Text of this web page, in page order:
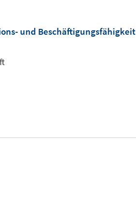
und Beschäftigungsfähigkeit